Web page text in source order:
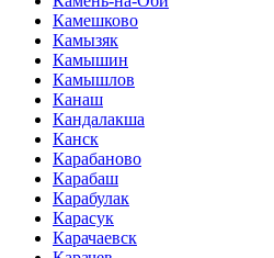
Камешково
Камызяк
Камышин
Камышлов
Канаш
Кандалакша
Канск
Карабаново
Карабаш
Карабулак
Карасук
Карачаевск